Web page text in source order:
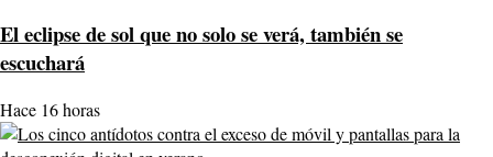
El eclipse de sol que no solo se verá, también se
escuchará
Hace 16 horas